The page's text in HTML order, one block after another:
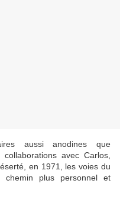
aussi anodines que
avec Carlos,
en 1971, les voies du
plus personnel et